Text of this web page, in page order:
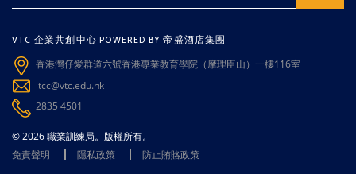
VTC 企業共創中心 POWERED BY 帝盛酒店集團
香港灣仔愛群道六號香港專業教育學院（摩理臣山）一樓116室
itcc@vtc.edu.hk
2835 4501
© 2026 職業訓練局。版權所有。
免責聲明
隱私政策 防止賄賂政策